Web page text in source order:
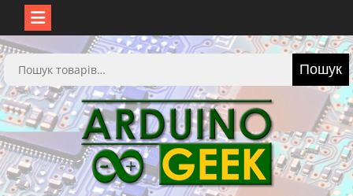
Перейти
до
вмісту
Шукати: Пошук